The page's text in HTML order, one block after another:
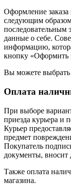
Оформление
следующим
последовательным
данные о себе.
информацию,
кнопку «Оформить
Вы можете выбрать
Оплата
При выборе
приезда курьера и
Курьер
предмет
Покупатель
документы, вносит
Также оплата
магазина.